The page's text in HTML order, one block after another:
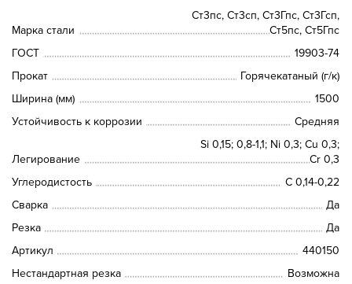
Марка стали
Ст3пс, Ст3сп, Ст3Гпс, Ст3Гсп,
Ст5пс, Ст5Гпс
ГОСТ
19903-74
Прокат
Горячекатаный (г/к)
Ширина (мм)
1500
Устойчивость к коррозии
Средняя
Легирование
Si 0,15; 0,8-1,1; Ni 0,3; Сu 0,3;
Cr 0,3
Углеродистость
С 0,14-0,22
Сварка
Да
Резка
Да
Артикул
440150
Нестандартная резка
Возможна